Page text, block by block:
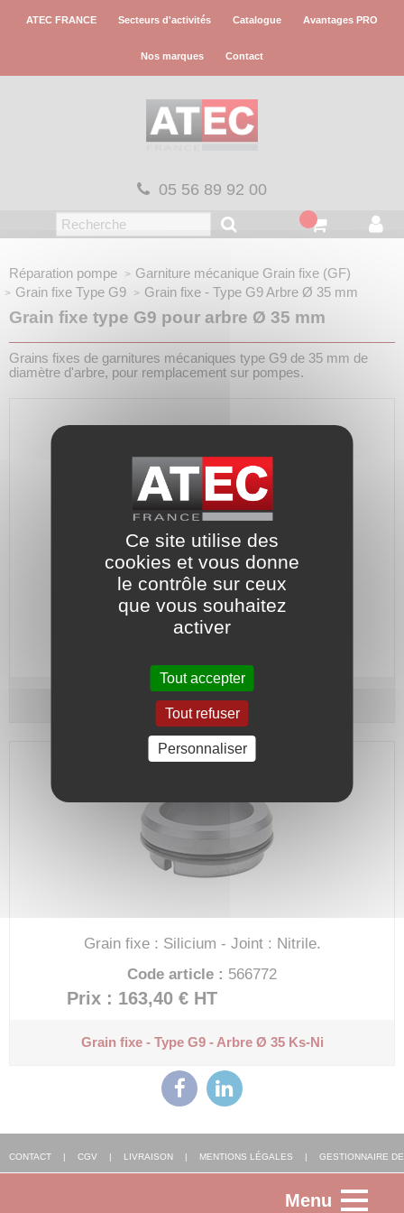
ATEC FRANCE Secteurs d'activités Catalogue Avantages PRO
Nos marques Contact
05 56 89 92 00
Menu
Réparation pompe Garniture mécanique Grain fixe (GF)
Grain fixe Type G9 Grain fixe - Type G9Arbre Ø 35 mm
Grain fixe type G9 pour arbre Ø 35 mm
Grains fixes de garnitures mécaniques type G9 de 35 mm de
diamètre d'arbre, pour remplacement sur pompes.
Grain fixe : Céramique - Joint : Nitrile.
Code article :566616
Grain fixe - Type G9 - Arbre Ø 35
Grain fixe : Silicium - Joint : Nitrile.
Code article : 566772
Prix : 163,40 € HT
Grain fixe - Type G9 - Arbre Ø 35Ks-Ni
CONTACT | CGV | LIVRAISON | MENTIONS LÉGALES | GESTIONNAIRE DE
: FGP SOLUTIONS
Ce site utilise des
cookies et vous donne
le contrôle sur ceux
que vous souhaitez
activer
Tout accepter
Tout refuser
Personnaliser